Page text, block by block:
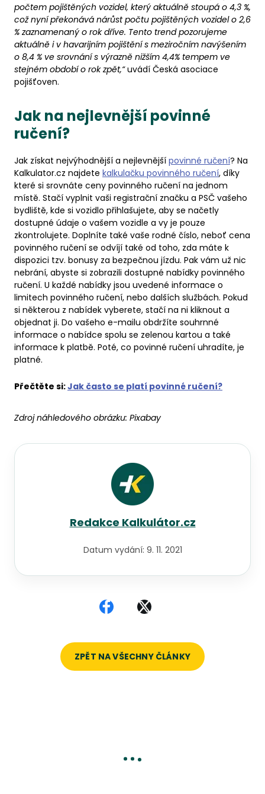
počtem pojištěných vozidel, který aktuálně stoupá o 4,3 %,
což nyní překonává nárůst počtu pojištěných vozidel o 2,6
% zaznamenaný o rok dříve. Tento trend pozorujeme
aktuálně i v havarijním pojištění s meziročním navýšením
o 8,4 % ve srovnání s výrazně nižším 4,4% tempem ve
stejném období o rok zpět,“uvádí Česká asociace
pojišťoven.
Jak na nejlevnější povinné
ručení?
Jak získat nejvýhodnější a nejlevnější povinné ručení? Na
Kalkulator.cz najdete kalkulačku povinného ručení, díky
které si srovnáte ceny povinného ručení na jednom
místě. Stačí vyplnit vaši registrační značku a PSČ vašeho
bydliště, kde si vozidlo přihlašujete, aby se načetly
dostupné údaje o vašem vozidle a vy je pouze
zkontrolujete. Doplníte také vaše rodné číslo, neboť cena
povinného ručení se odvíjí také od toho, zda máte k
dispozici tzv. bonusy za bezpečnou jízdu. Pak vám už nic
nebrání, abyste si zobrazili dostupné nabídky povinného
ručení. U každé nabídky jsou uvedené informace o
limitech povinného ručení, nebo dalších službách. Pokud
si některou z nabídek vyberete, stačí na ni kliknout a
objednat ji. Do vašeho e-mailu obdržíte souhrnné
informace o nabídce spolu se zelenou kartou a také
informace k platbě. Poté, co povinné ručení uhradíte, je
platné.
Přečtěte si:Jak často se platí povinné ručení?
Zdroj náhledového obrázku: Pixabay
Redakce Kalkulátor.cz
Datum vydání: 9. 11. 2021
Sdílet na Facebooku
Sdílet na X
ZPĚT NA VŠECHNY ČLÁNKY